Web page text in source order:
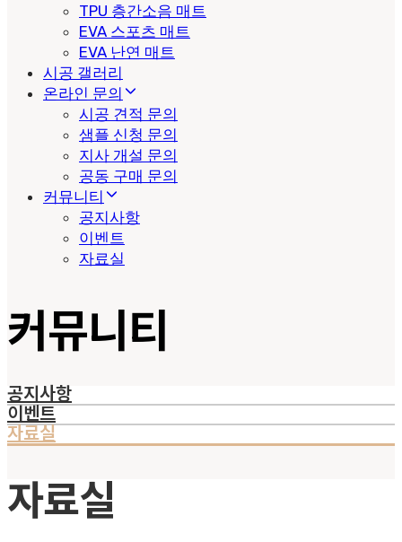
TPU 층간소음 매트
EVA 스포츠 매트
EVA 난연 매트
시공 갤러리
온라인 문의
시공 견적 문의
샘플 신청 문의
지사 개설 문의
공동 구매 문의
커뮤니티
공지사항
이벤트
자료실
커뮤니티
공지사항
이벤트
자료실
자료실